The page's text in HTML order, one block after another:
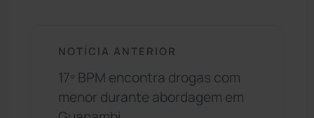
NOTÍCIA ANTERIOR
17º BPM encontra drogas com
menor durante abordagem em